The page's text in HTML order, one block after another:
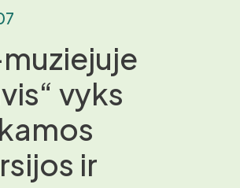
vyks
ir